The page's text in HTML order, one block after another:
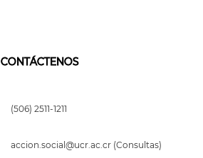
CONTÁCTENOS
(506) 2511-1211
accion.social@ucr.ac.cr (Consultas)